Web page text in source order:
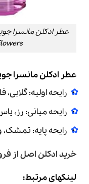
عطر ادکلن مانسرا
رایحه اولیه:
رایحه میانی: رز،
رایحه پایه:
خرید ادکلن اصلاز
لینکهای مرتبط: